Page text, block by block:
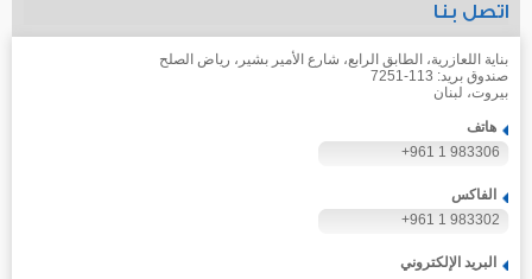
اتصل بنا
بناية اللعازرية، الطابق الرابع، شارع الأمير بشير، رياض الصلح
صندوق بريد: 113-7251
بيروت، لبنان
هاتف
+961 1 983306
الفاكس
+961 1 983302
البريد الإلكتروني